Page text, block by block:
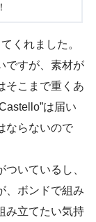
くれました。
ですが、素材が
そこまで重くあ
は届い
ならないので
いているし、
、ボンドで組み
み立てたい気持